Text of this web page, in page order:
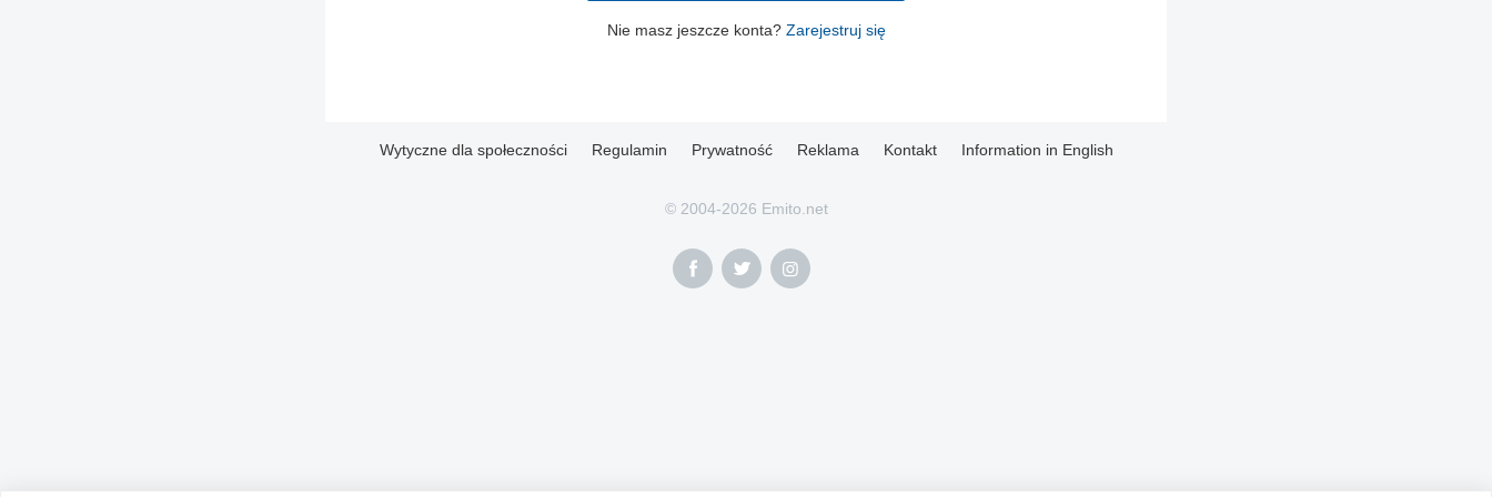
Nie masz jeszcze konta? Zarejestruj się
Wytyczne dla społeczności Regulamin Prywatność Reklama Kontakt Information in English
© 2004-2026 Emito.net